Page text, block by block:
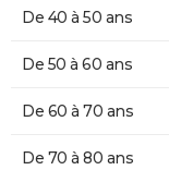
De 40 à 50 ans
De 50 à 60 ans
De 60 à 70 ans
De 70 à 80 ans